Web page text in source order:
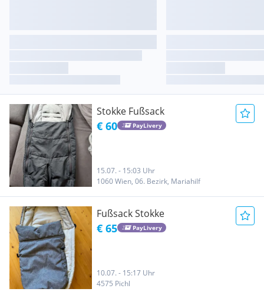
Stokke Fußsack
€ 60 PayLivery
15.07. - 15:03 Uhr
1060 Wien, 06. Bezirk, Mariahilf
Fußsack Stokke
€ 65 PayLivery
10.07. - 15:17 Uhr
4575 Pichl